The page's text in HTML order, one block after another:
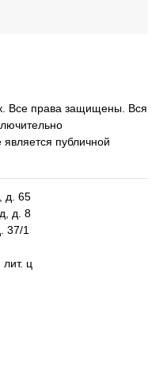
Все права защищены. Вся
публичной
д. 65
д. 8
37/1
ц